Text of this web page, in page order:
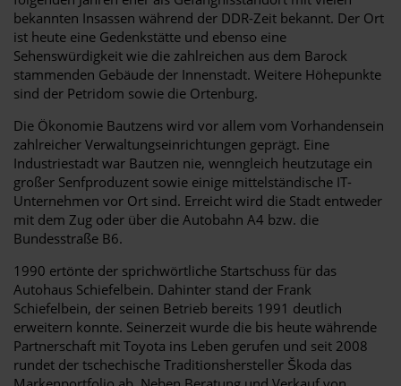
bekannten Insassen während der DDR-Zeit bekannt. Der Ort
ist heute eine Gedenkstätte und ebenso eine
Sehenswürdigkeit wie die zahlreichen aus dem Barock
stammenden Gebäude der Innenstadt. Weitere Höhepunkte
sind der Petridom sowie die Ortenburg.
Die Ökonomie Bautzens wird vor allem vom Vorhandensein
zahlreicher Verwaltungseinrichtungen geprägt. Eine
Industriestadt war Bautzen nie, wenngleich heutzutage ein
großer Senfproduzent sowie einige mittelständische IT-
Unternehmen vor Ort sind. Erreicht wird die Stadt entweder
mit dem Zug oder über die Autobahn A4 bzw. die
Bundesstraße B6.
1990 ertönte der sprichwörtliche Startschuss für das
Autohaus Schiefelbein. Dahinter stand der Frank
Schiefelbein, der seinen Betrieb bereits 1991 deutlich
erweitern konnte. Seinerzeit wurde die bis heute währende
Partnerschaft mit Toyota ins Leben gerufen und seit 2008
rundet der tschechische Traditionshersteller Škoda das